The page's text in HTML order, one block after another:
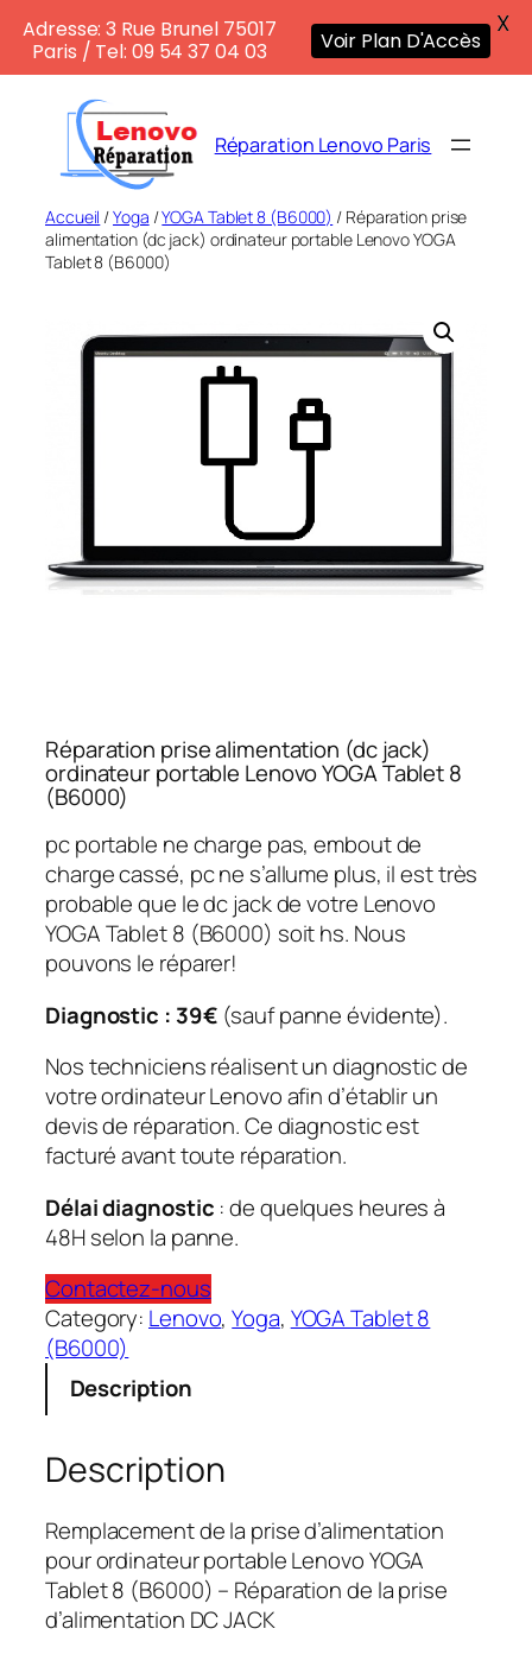
contenu
Réparation Lenovo Paris
Accueil /Yoga /YOGA Tablet 8 (B6000) / Réparation prise
alimentation (dc jack) ordinateur portable Lenovo YOGA
Tablet 8 (B6000)
Réparation prise alimentation (dc jack)
ordinateur portable Lenovo YOGA Tablet 8
(B6000)
pc portable ne charge pas, embout de
charge cassé, pc ne s’allume plus, il est très
probable que le dc jack de votre Lenovo
YOGA Tablet 8 (B6000) soit hs. Nous
pouvons le réparer!
Diagnostic : 39€ (sauf panne évidente).
Nos techniciens réalisent un diagnostic de
votre ordinateur Lenovo afin d’établir un
devis de réparation. Ce diagnostic est
facturé avant toute réparation.
Délai diagnostic : de quelques heures à
48H selon la panne.
Contactez-nous
Category: Lenovo, Yoga, YOGA Tablet 8
(B6000)
Description
Description
Remplacement de la prise d’alimentation
pour ordinateur portable Lenovo YOGA
Tablet 8 (B6000) – Réparation de la prise
d’alimentation DC JACK
Adresse: 3 Rue Brunel 75017
Paris / Tel: 09 54 37 04 03
Voir Plan D'Accès
X